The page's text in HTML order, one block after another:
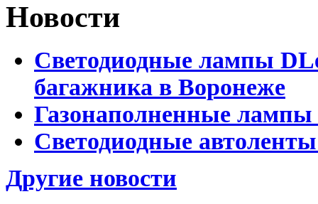
Новости
Светодиодные лампы
багажника в Воронеже
Газонаполненные
Светодиодные
Другие новости